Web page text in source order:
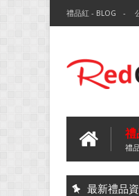
禮品紅 - BLOG
禮
禮
最新禮品